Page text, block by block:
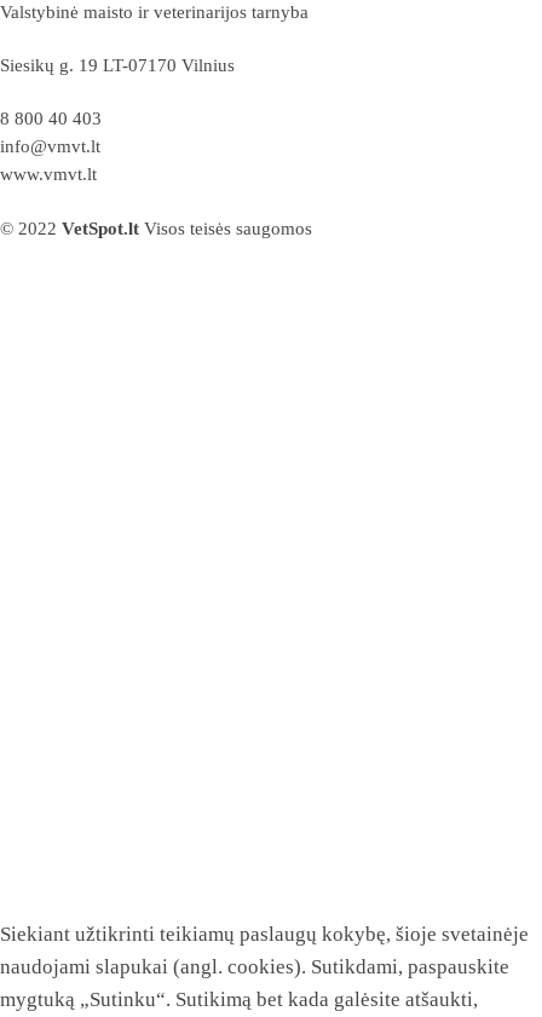
Valstybinė maisto ir veterinarijos tarnyba
Siesikų g. 19 LT-07170 Vilnius
8 800 40 403
info@vmvt.lt
www.vmvt.lt
© 2022 VetSpot.lt Visos teisės saugomos
Siekiant užtikrinti teikiamų paslaugų kokybę, šioje svetainėje
naudojami slapukai (angl. cookies). Sutikdami, paspauskite
mygtuką „Sutinku“. Sutikimą bet kada galėsite atšaukti,